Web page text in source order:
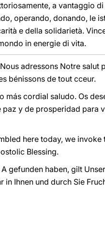
a vantaggio
operando, donando, le
e della solidarietà.
in energie di vita.
adressons Notre salut
bénissons de tout cceur.
cordial saludo. Os
paz y de prosperidad para
here today, we
Blessing.
gefunden haben, gilt
Ihnen und durch Sie